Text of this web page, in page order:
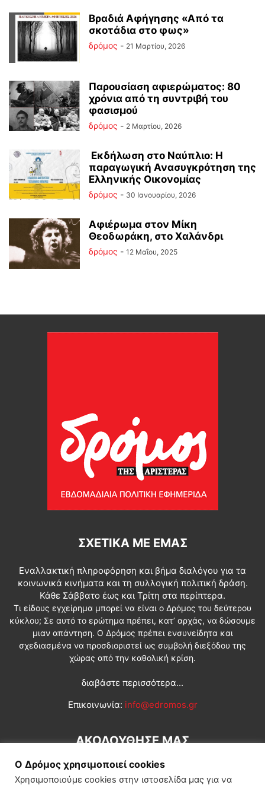
Βραδιά Αφήγησης «Από τα
σκοτάδια στο φως»
δρόμος - 21 Μαρτίου, 2026
Παρουσίαση αφιερώματος: 80
χρόνια από τη συντριβή του
φασισμού
δρόμος - 2 Μαρτίου, 2026
Εκδήλωση στο Ναύπλιο: Η
παραγωγική Ανασυγκρότηση της
Ελληνικής Οικονομίας
δρόμος - 30 Ιανουαρίου, 2026
Αφιέρωμα στον Μίκη
Θεοδωράκη, στο Χαλάνδρι
δρόμος - 12 Μαΐου, 2025
ΣΧΕΤΙΚΆ ΜΕ ΕΜΆΣ
Εναλλακτική πληροφόρηση και βήμα διαλόγου για τα
κοινωνικά κινήματα και τη συλλογική πολιτική δράση.
Κάθε Σάββατο έως και Τρίτη στα περίπτερα.
Τι είδους εγχείρημα μπορεί να είναι ο Δρόμος του δεύτερου
κύκλου; Σε αυτό το ερώτημα πρέπει, κατ’ αρχάς, να δώσουμε
μιαν απάντηση. Ο Δρόμος πρέπει ενσυνείδητα και
σχεδιασμένα να προσδιοριστεί ως συμβολή διεξόδου της
χώρας από την καθολική κρίση.
διαβάστε περισσότερα...
Επικοινωνία: info@edromos.gr
ΑΚΟΛΟΥΘΗΣΕ ΜΑΣ
Ο Δρόμος χρησιμοποιεί cookies
Χρησιμοποιούμε cookies στην ιστοσελίδα μας για να